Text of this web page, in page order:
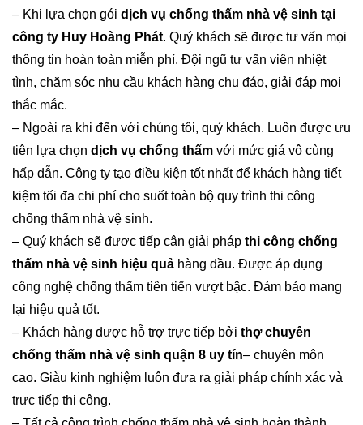
– Khi lựa chọn gói dịch vụ chống thấm nhà vệ sinh tại
công ty Huy Hoàng Phát. Quý khách sẽ được tư vấn mọi
thông tin hoàn toàn miễn phí. Đội ngũ tư vấn viên nhiệt
tình, chăm sóc nhu cầu khách hàng chu đáo, giải đáp mọi
thắc mắc.
– Ngoài ra khi đến với chúng tôi, quý khách. Luôn được ưu
tiên lựa chọn dịch vụ chống thấm với mức giá vô cùng
hấp dẫn. Công ty tạo điều kiện tốt nhất để khách hàng tiết
kiệm tối đa chi phí cho suốt toàn bộ quy trình thi công
chống thấm nhà vệ sinh.
– Quý khách sẽ được tiếp cận giải pháp thi công chống
thấm nhà vệ sinh hiệu quả hàng đầu. Được áp dụng
công nghệ chống thấm tiên tiến vượt bậc. Đảm bảo mang
lại hiệu quả tốt.
– Khách hàng được hỗ trợ trực tiếp bởi thợ chuyên
chống thấm nhà vệ sinh quận 8 uy tín– chuyên môn
cao. Giàu kinh nghiệm luôn đưa ra giải pháp chính xác và
trực tiếp thi công.